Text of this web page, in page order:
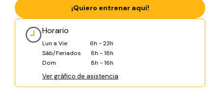
Horario
Lun a Vie
6h - 23h
Sáb/Feriados
8h - 18h
Dom
8h - 16h
Ver gráfico de asistencia
¡Quiero entrenar aquí!